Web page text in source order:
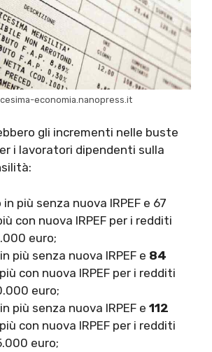
economia.nanopress.it
gli incrementi nelle buste
i lavoratori dipendenti sulla
in più senza nuova IRPEF e 67
con nuova IRPEF per i redditi
euro;
più senza nuova IRPEF e 84
con nuova IRPEF per i redditi
euro;
più senza nuova IRPEF e 112
con nuova IRPEF per i redditi
euro;